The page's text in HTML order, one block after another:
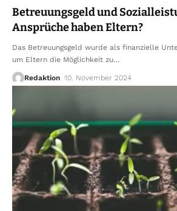
Betreuungsgeld und
Ansprüche haben Eltern?
Das Betreuungsgeld wurde als finanzielle
um Eltern die Möglichkeit zu…
Redaktion 10. November 2024